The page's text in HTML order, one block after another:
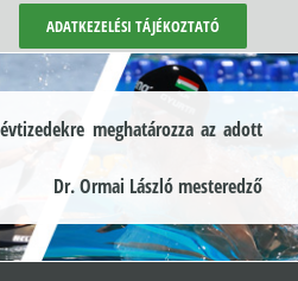
ADATKEZELÉSI TÁJÉKOZTATÓ
meghatározza az adott
Dr. Ormai László mesteredző